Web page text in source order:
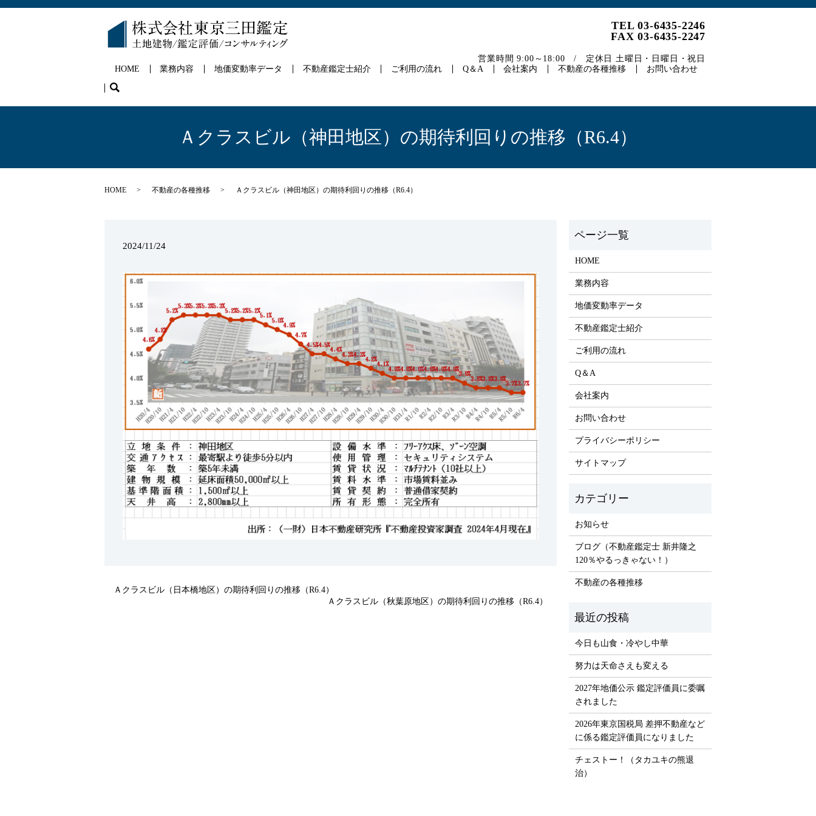
HOME 業務内容 地価変動率データ 不動産鑑定士紹介 ご利用の流れ Q＆A 会社案内 不動産の各種推移 お問い合わせ
search
TEL 03-6435-2246
FAX 03-6435-2247
営業時間 9:00～18:00 / 定休日 土曜日・日曜日・祝日
Ａクラスビル（神田地区）の期待利回りの推移（R6.4）
HOME 不動産の各種推移 Ａクラスビル（神田地区）の期待利回りの推移（R6.4）
2024/11/24
Ａクラスビル（日本橋地区）の期待利回りの推移（R6.4）
Ａクラスビル（秋葉原地区）の期待利回りの推移（R6.4）
HOME
業務内容
地価変動率データ
不動産鑑定士紹介
ご利用の流れ
Q＆A
会社案内
お問い合わせ
プライバシーポリシー
サイトマップ
お知らせ
ブログ（不動産鑑定士 新井隆之
120％やるっきゃない！）
不動産の各種推移
今日も山食・冷やし中華
努力は天命さえも変える
2027年地価公示 鑑定評価員に委嘱
されました
2026年東京国税局 差押不動産など
に係る鑑定評価員になりました
チェストー！（タカユキの熊退
治）